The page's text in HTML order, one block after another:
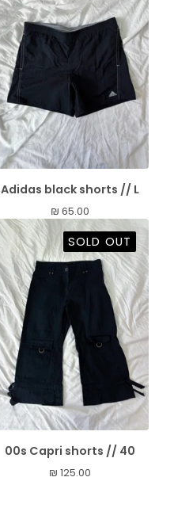
Adidas black shorts // L
₪ 65.00
SOLD OUT
00s Capri shorts // 40
₪ 125.00